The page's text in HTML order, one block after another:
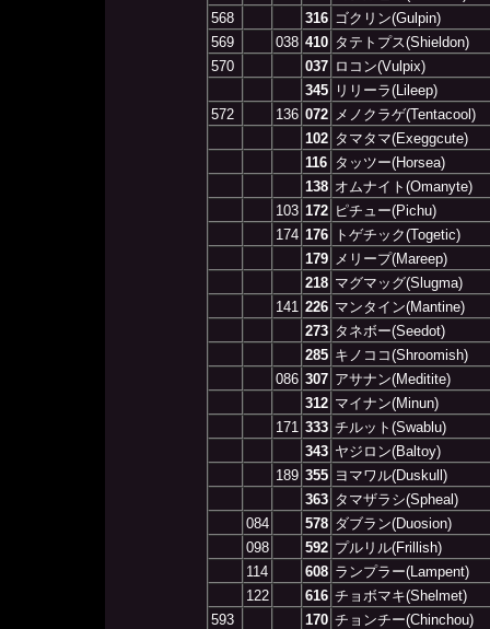
568
316 ゴクリン(Gulpin)
569
038 410 タテトプス(Shieldon)
570
037 ロコン(Vulpix)
345
リリーラ(Lileep)
572
136 072
メノクラゲ(Tentacool)
102 タマタマ(Exeggcute)
116 タッツー(Horsea)
138 オムナイト(Omanyte)
103 172 ピチュー(Pichu)
174 176
トゲチック(Togetic)
179
メリープ(Mareep)
218 マグマッグ(Slugma)
141 226 マンタイン(Mantine)
273 タネボー(Seedot)
285 キノココ(Shroomish)
086 307 アサナン(Meditite)
312 マイナン(Minun)
171 333 チルット(Swablu)
343 ヤジロン(Baltoy)
189 355 ヨマワル(Duskull)
363 タマザラシ(Spheal)
084
578 ダブラン(Duosion)
098
592 プルリル(Frillish)
114
608 ランプラー(Lampent)
122
616 チョボマキ(Shelmet)
593
170 チョンチー(Chinchou)